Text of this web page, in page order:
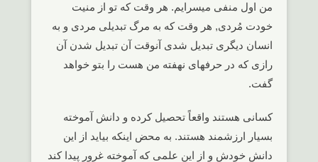
من اول منفی میسرایم. هر وقت که تو از منیت
خودت مُردی, هر وقت که به مرگ تبدیلی مردی و به
انسان دیگری تبدیل شدی آنوقت آن تبدیل شدن آن
رازی که در حرفهای نهفته من هست را بتو خواهد
گفت.
کسانی هستند واقعاً تحصیل کرده و دانش آموخته
بسیار ارزشمند هستند. به محض اینکه بیاید از این
دانش خودش و از این علمی که آموخته غرور پیدا کند